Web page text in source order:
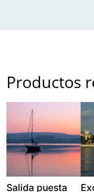
Productos
Salida puesta